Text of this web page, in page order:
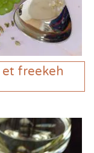
et freekeh